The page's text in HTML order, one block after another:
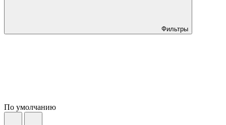
Фильтры
По умолчанию